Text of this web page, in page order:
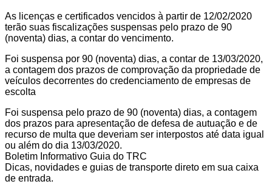
As licenças e certificados vencidos à partir de 12/02/2020
terão suas fiscalizações suspensas pelo prazo de 90
(noventa) dias, a contar do vencimento.
Foi suspensa por 90 (noventa) dias, a contar de 13/03/2020,
a contagem dos prazos de comprovação da propriedade de
veículos decorrentes do credenciamento de empresas de
escolta
Foi suspensa pelo prazo de 90 (noventa) dias, a contagem
dos prazos para apresentação de defesa de autuação e de
recurso de multa que deveriam ser interpostos até data igual
ou além do dia 13/03/2020.
Boletim Informativo Guia do TRC
Dicas, novidades e guias de transporte direto em sua caixa
de entrada.